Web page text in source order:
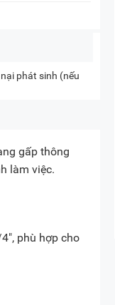
phát sinh (nếu
gấp thông
làm việc.
phù hợp cho